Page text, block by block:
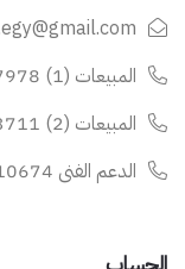
المبيعات (1) 01040977978
المبيعات (2) 01040903711
الدعم الفنى 01029010674